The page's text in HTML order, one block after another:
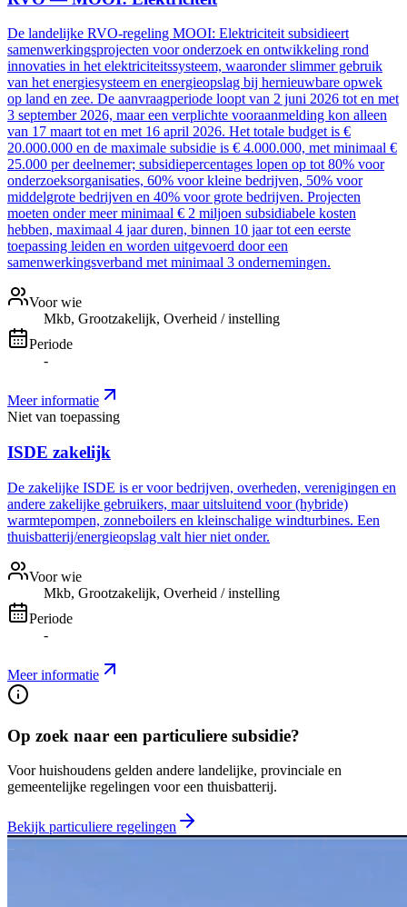
De landelijke RVO-regeling MOOI: Elektriciteit subsidieert
samenwerkingsprojecten voor onderzoek en ontwikkeling rond
innovaties in het elektriciteitssysteem, waaronder slimmer gebruik
van het energiesysteem en energieopslag bij hernieuwbare opwek
op land en zee. De aanvraagperiode loopt van 2 juni 2026 tot en met
3 september 2026, maar een verplichte vooraanmelding kon alleen
van 17 maart tot en met 16 april 2026. Het totale budget is €
20.000.000 en de maximale subsidie is € 4.000.000, met minimaal €
25.000 per deelnemer; subsidiepercentages lopen op tot 80% voor
onderzoeksorganisaties, 60% voor kleine bedrijven, 50% voor
middelgrote bedrijven en 40% voor grote bedrijven. Projecten
moeten onder meer minimaal € 2 miljoen subsidiabele kosten
hebben, maximaal 4 jaar duren, binnen 10 jaar tot een eerste
toepassing leiden en worden uitgevoerd door een
samenwerkingsverband met minimaal 3 ondernemingen.
Voor wie
Mkb, Grootzakelijk, Overheid / instelling
Periode
-
Meer informatie
Niet van toepassing
ISDE zakelijk
De zakelijke ISDE is er voor bedrijven, overheden, verenigingen en
andere zakelijke gebruikers, maar uitsluitend voor (hybride)
warmtepompen, zonneboilers en kleinschalige windturbines. Een
thuisbatterij/energieopslag valt hier niet onder.
Voor wie
Mkb, Grootzakelijk, Overheid / instelling
Periode
-
Meer informatie
Op zoek naar een particuliere subsidie?
Voor huishoudens gelden andere landelijke, provinciale en
gemeentelijke regelingen voor een thuisbatterij.
Bekijk particuliere regelingen